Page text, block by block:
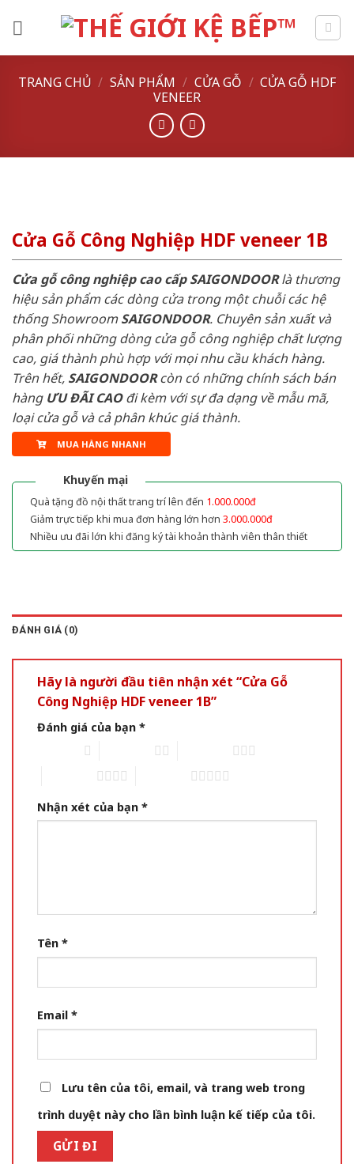
TRANG CHỦ / SẢN PHẨM / CỬA GỖ / CỬA GỖ HDF
VENEER
Cửa Gỗ Công Nghiệp HDF veneer 1B
Cửa gỗ công nghiệp cao cấp SAIGONDOORlà thương
hiệu sản phẩm các dòng cửa trong một chuỗi các hệ
thống ShowroomSAIGONDOOR. Chuyên sản xuất và
phân phối những dòng cửa gỗ công nghiệp chất lượng
cao, giá thành phù hợp với mọi nhu cầu khách hàng.
Trên hết, SAIGONDOORcòn có những chính sách bán
hàng ƯU ĐÃI CAOđi kèm với sự đa dạng về mẫu mã,
loại cửa gỗ và cả phân khúc giá thành.
MUA HÀNG NHANH
Khuyến mại
Quà tặng đồ nội thất trang trí lên đến 1.000.000đ
Giảm trực tiếp khi mua đơn hàng lớn hơn 3.000.000đ
Nhiều ưu đãi lớn khi đăng ký tài khoản thành viên thân thiết
ĐÁNH GIÁ (0)
Hãy là người đầu tiên nhận xét “Cửa Gỗ
Công Nghiệp HDF veneer 1B”
Đánh giá của bạn *
Nhận xét của bạn *
Tên *
Email *
Lưu tên của tôi, email, và trang web trong
trình duyệt này cho lần bình luận kế tiếp của tôi.